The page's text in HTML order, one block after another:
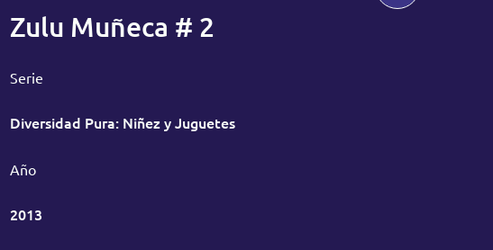
Zulu Muñeca # 2
Serie
Diversidad Pura: Niñez y Juguetes
Año
2013